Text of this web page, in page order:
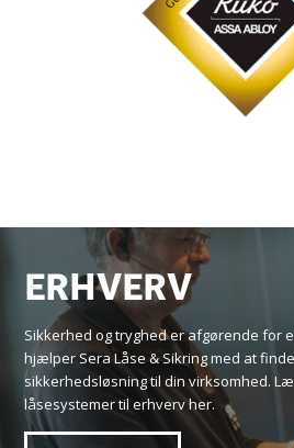
ERHVERV
Sikkerhed og tryghed er afgørende for
hjælper Sera Låse & Sikring med at
sikkerhedsløsning til din virksomhed.
låsesystemer til erhverv her.